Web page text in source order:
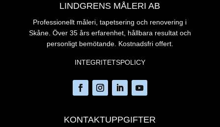
LINDGRENS MÅLERI AB
Professionellt måleri, tapetsering och renovering i
Skåne. Över 35 års erfarenhet, hållbara resultat och
personligt bemötande. Kostnadsfri offert.
INTEGRITETSPOLICY
KONTAKTUPPGIFTER